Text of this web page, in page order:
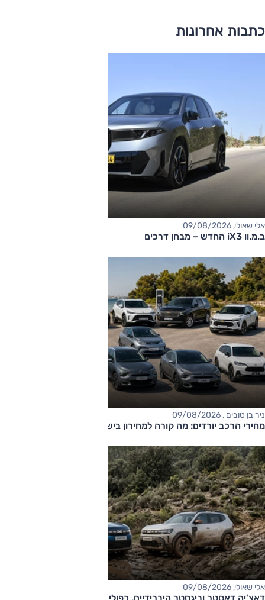
כתבות אחרונות
אלי שאולי, 09/08/2026
ב.מ.וו iX3 החדש – מבחן דרכים
ניר בן טובים , 09/08/2026
מחירי הרכב יורדים: מה קורה למחירון בישראל?
אלי שאולי, 09/08/2026